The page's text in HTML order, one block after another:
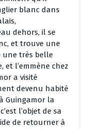
blanc dans
dehors, il se
et trouve une
une très belle
et l’emmène chez
a visité
devenu habité
Guingamor la
l’objet de sa
de retourner à